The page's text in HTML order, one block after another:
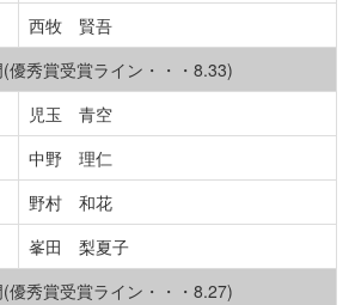
西牧 賢吾
優秀賞受賞ライン・・・8.33)
児玉 青空
中野 理仁
野村 和花
峯田 梨夏子
優秀賞受賞ライン・・・8.27)